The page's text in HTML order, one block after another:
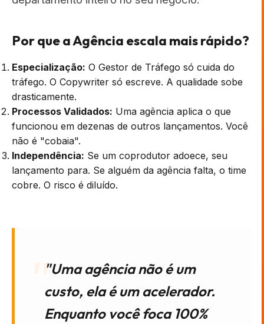
Por que a Agência escala mais rápido?
Especialização: O Gestor de Tráfego só cuida do
tráfego. O Copywriter só escreve. A qualidade sobe
drasticamente.
Processos Validados: Uma agência aplica o que
funcionou em dezenas de outros lançamentos. Você
não é "cobaia".
Independência: Se um coprodutor adoece, seu
lançamento para. Se alguém da agência falta, o time
cobre. O risco é diluído.
"Uma agência não é um
custo, ela é um acelerador.
Enquanto você foca 100%